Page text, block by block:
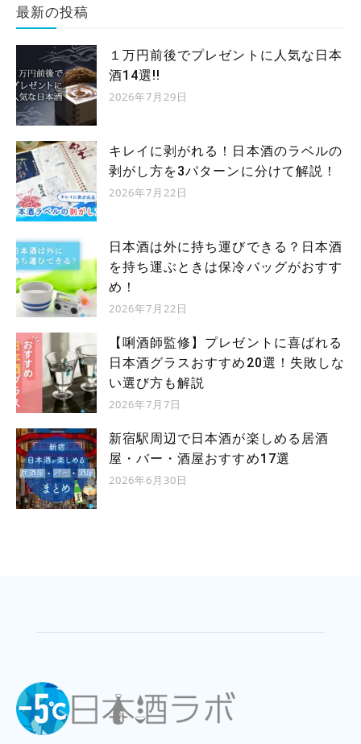
最新の投稿
１万円前後でプレゼントに人気な日本
酒14選!!
2026年7月29日
キレイに剥がれる！日本酒のラベルの
剥がし方を3パターンに分けて解説！
2026年7月22日
日本酒は外に持ち運びできる？日本酒
を持ち運ぶときは保冷バッグがおすす
め！
2026年7月22日
【唎酒師監修】プレゼントに喜ばれる
日本酒グラスおすすめ20選！失敗しな
い選び方も解説
2026年7月7日
新宿駅周辺で日本酒が楽しめる居酒
屋・バー・酒屋おすすめ17選
2026年6月30日